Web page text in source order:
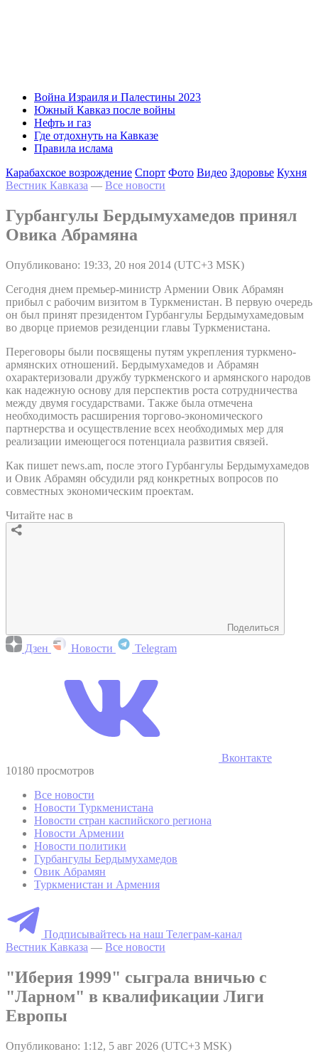
Война Израиля и Палестины 2023
Южный Кавказ после войны
Нефть и газ
Где отдохнуть на Кавказе
Правила ислама
Карабахское возрождение Спорт Фото Видео Здоровье Кухня
Вестник Кавказа — Все новости
Гурбангулы Бердымухамедов принял
Овика Абрамяна
Опубликовано: 19:33, 20 ноя 2014 (UTC+3 MSK)
Сегодня днем премьер-министр Армении Овик Абрамян
прибыл с рабочим визитом в Туркменистан. В первую очередь
он был принят президентом Гурбангулы Бердымухамедовым
во дворце приемов резиденции главы Туркменистана.
Переговоры были посвящены путям укрепления туркмено-
армянских отношений. Бердымухамедов и Абрамян
охарактеризовали дружбу туркменского и армянского народов
как надежную основу для перспектив роста сотрудничества
между двумя государствами. Также была отмечена
необходимость расширения торгово-экономического
партнерства и осуществление всех необходимых мер для
реализации имеющегося потенциала развития связей.
Как пишет news.am, после этого Гурбангулы Бердымухамедов
и Овик Абрамян обсудили ряд конкретных вопросов по
совместных экономическим проектам.
Читайте нас в
Поделиться
Дзен Новости Telegram
Вконтакте
10180 просмотров
Все новости
Новости Туркменистана
Новости стран каспийского региона
Новости Армении
Новости политики
Гурбангулы Бердымухамедов
Овик Абрамян
Туркменистан и Армения
Подписывайтесь на наш Телеграм-канал
Вестник Кавказа — Все новости
"Иберия 1999" сыграла вничью с
"Ларном" в квалификации Лиги
Европы
Опубликовано: 1:12, 5 авг 2026 (UTC+3 MSK)